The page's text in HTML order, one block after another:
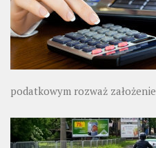
podatkowym rozważ założenie